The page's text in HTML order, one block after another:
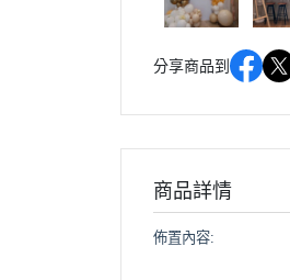
分享商品到
商品詳情
佈置內容: